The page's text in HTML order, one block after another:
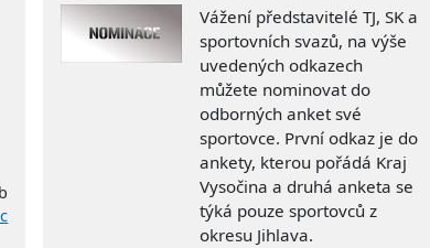
Vážení představitelé TJ, SK a
sportovních svazů, na výše
uvedených odkazech
můžete nominovat do
odborných anket své
sportovce. První odkaz je do
ankety, kterou pořádá Kraj
Vysočina a druhá anketa se
týká pouze sportovců z
okresu Jihlava.